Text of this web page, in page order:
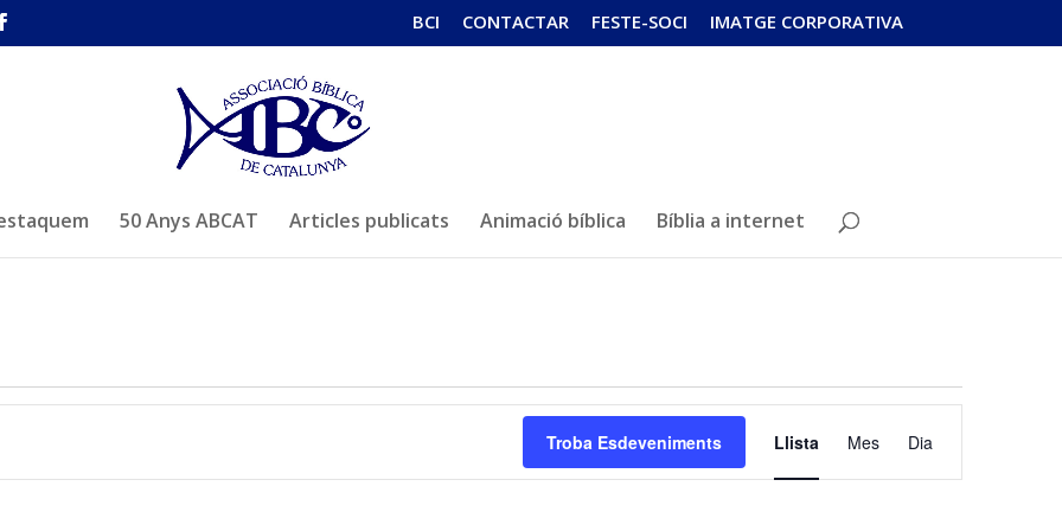
BCI CONTACTAR FESTE-SOCI IMATGE CORPORATIVA
50 Anys ABCAT Articles publicats Animació bíblica Bíblia a internet
Troba Esdeveniments
Navegació
de
Esdeveniment
Llista Mes Dia